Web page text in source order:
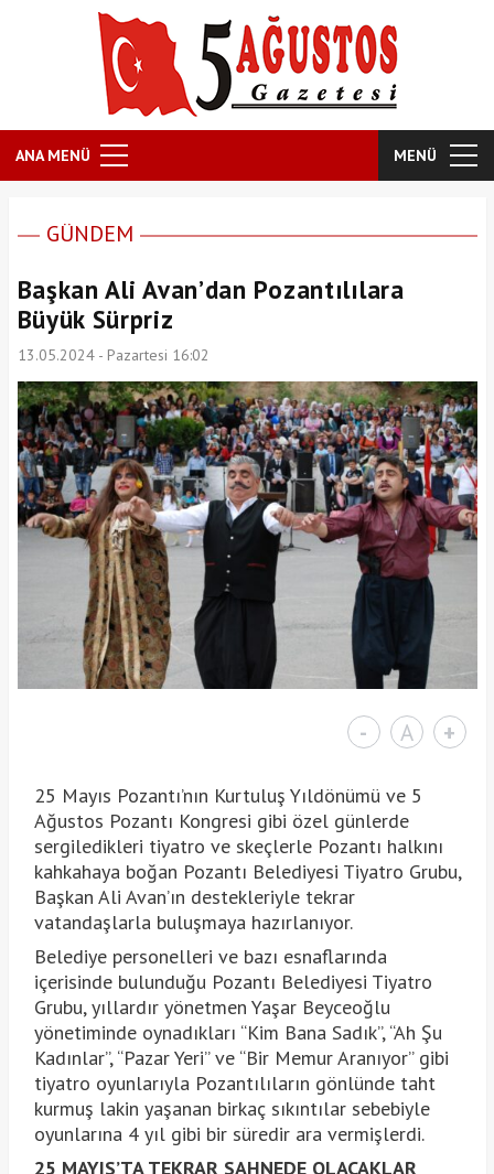
ANA MENÜ MENÜ
GÜNDEM
Başkan Ali Avan’dan Pozantılılara
Büyük Sürpriz
13.05.2024 - Pazartesi 16:02
- A +
25 Mayıs Pozantı’nın Kurtuluş Yıldönümü ve 5
Ağustos Pozantı Kongresi gibi özel günlerde
sergiledikleri tiyatro ve skeçlerle Pozantı halkını
kahkahaya boğan Pozantı Belediyesi Tiyatro Grubu,
Başkan Ali Avan’ın destekleriyle tekrar
vatandaşlarla buluşmaya hazırlanıyor.
Belediye personelleri ve bazı esnaflarında
içerisinde bulunduğu Pozantı Belediyesi Tiyatro
Grubu, yıllardır yönetmen Yaşar Beyceoğlu
yönetiminde oynadıkları “Kim Bana Sadık”, “Ah Şu
Kadınlar”, “Pazar Yeri” ve “Bir Memur Aranıyor” gibi
tiyatro oyunlarıyla Pozantılıların gönlünde taht
kurmuş lakin yaşanan birkaç sıkıntılar sebebiyle
oyunlarına 4 yıl gibi bir süredir ara vermişlerdi.
25 MAYIS’TA TEKRAR SAHNEDE OLACAKLAR